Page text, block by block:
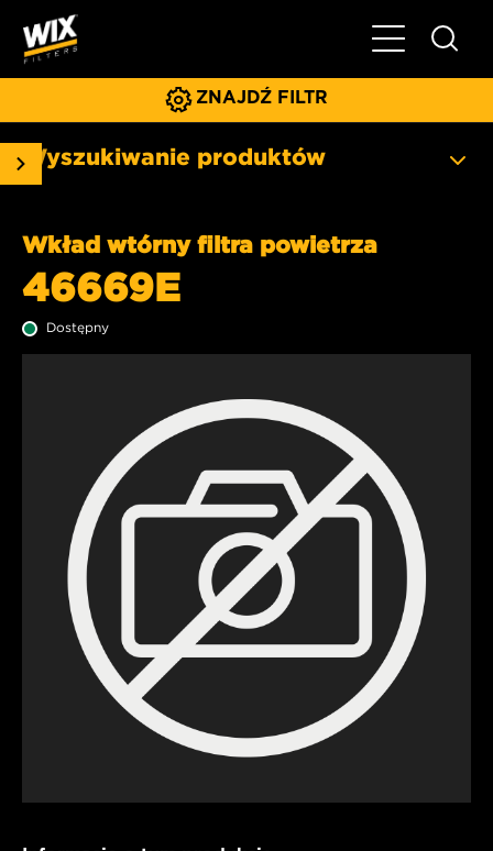
Pokaż/ukryj
ZNAJDŹ FILTR
Wyszukiwanie produktów
Wkład wtórny filtra powietrza
46669E
Dostępny